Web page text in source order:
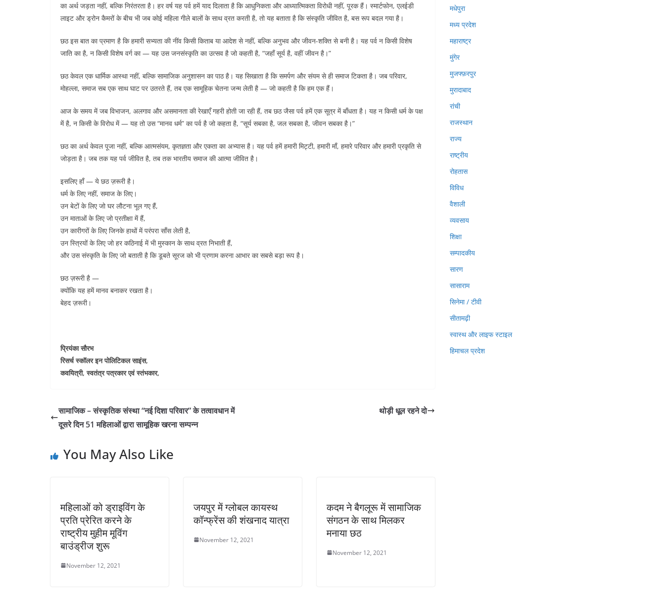
का अर्थ जड़ता नहीं, बल्कि निरंतरता है। हर वर्ष यह पर्व हमें याद दिलाता है कि आधुनिकता और आध्यात्मिकता विरोधी नहीं, पूरक हैं। स्मार्टफोन, एलईडी
लाइट और ड्रोन कैमरों के बीच भी जब कोई महिला गीले बालों के साथ व्रत करती है, तो यह बताता है कि संस्कृति जीवित है, बस रूप बदल गया है।
छठ इस बात का प्रमाण है कि हमारी सभ्यता की नींव किसी किताब या आदेश से नहीं, बल्कि अनुभव और जीवन-शक्ति से बनी है। यह पर्व न किसी विशेष
जाति का है, न किसी विशेष वर्ग का — यह उस जनसंस्कृति का उत्सव है जो कहती है, “जहाँ सूर्य है, वहीं जीवन है।”
छठ केवल एक धार्मिक आस्था नहीं, बल्कि सामाजिक अनुशासन का पाठ है। यह सिखाता है कि समर्पण और संयम से ही समाज टिकता है। जब परिवार,
मोहल्ला, समाज सब एक साथ घाट पर उतरते हैं, तब एक सामूहिक चेतना जन्म लेती है — जो कहती है कि हम एक हैं।
आज के समय में जब विभाजन, अलगाव और असमानता की रेखाएँ गहरी होती जा रही हैं, तब छठ जैसा पर्व हमें एक सूत्र में बाँधता है। यह न किसी धर्म के पक्ष
में है, न किसी के विरोध में — यह तो उस “मानव धर्म” का पर्व है जो कहता है, “सूर्य सबका है, जल सबका है, जीवन सबका है।”
छठ का अर्थ केवल पूजा नहीं, बल्कि आत्मसंयम, कृतज्ञता और एकता का अभ्यास है। यह पर्व हमें हमारी मिट्टी, हमारी माँ, हमारे परिवार और हमारी प्रकृति से
जोड़ता है। जब तक यह पर्व जीवित है, तब तक भारतीय समाज की आत्मा जीवित है।
इसलिए हाँ — ये छठ ज़रूरी है।
धर्म के लिए नहीं, समाज के लिए।
उन बेटों के लिए जो घर लौटना भूल गए हैं,
उन माताओं के लिए जो प्रतीक्षा में हैं,
उन कारीगरों के लिए जिनके हाथों में परंपरा साँस लेती है,
उन स्त्रियों के लिए जो हर कठिनाई में भी मुस्कान के साथ व्रत निभाती हैं,
और उस संस्कृति के लिए जो बताती है कि डूबते सूरज को भी प्रणाम करना आभार का सबसे बड़ा रूप है।
छठ ज़रूरी है —
क्योंकि यह हमें मानव बनाकर रखता है।
बेहद ज़रूरी।
प्रियंका सौरभ
रिसर्च स्कॉलर इन पोलिटिकल साइंस,
कवयित्री, स्वतंत्र पत्रकार एवं स्तंभकार,
सामाजिक – संस्कृतिक संस्था “नई दिशा परिवार” के तत्वावधान में
दूसरे दिन 51 महिलाओं द्वारा सामूहिक खरना सम्पन्न
थोड़ी धूल रहने दो
You May Also Like
महिलाओं को ड्राइविंग के
प्रति प्रेरित करने के
राष्ट्रीय मुहीम मूविंग
बाउंड्रीज शुरू
November 12, 2021
जयपुर में ग्लोबल कायस्थ
कॉन्फ्रेंस की शंखनाद यात्रा
November 12, 2021
कदम ने बैगलूरू में सामाजिक
संगठन के साथ मिलकर
मनाया छठ
November 12, 2021
मधेपुरा
मध्य प्रदेश
महाराष्ट्र
मुंगेर
मुजफ्फ़रपुर
मुरादाबाद
रांची
राजस्थान
राज्य
राष्ट्रीय
रोहतास
विविध
वैशाली
व्यवसाय
शिक्षा
सम्पादकीय
सारण
सासाराम
सिनेमा / टीवी
सीतामढ़ी
स्वास्थ और लाइफ स्टाइल
हिमाचल प्रदेश